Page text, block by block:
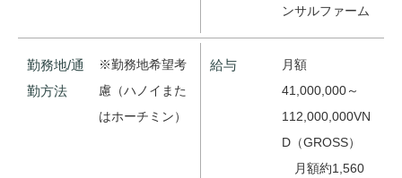
ンサルファーム
勤務地/通
勤方法
※勤務地希望考
慮（ハノイまた
はホーチミン）
給与
月額
41,000,000～
112,000,000VN
D（GROSS）
月額約1,560